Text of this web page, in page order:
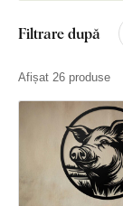
Filtrare după
Afișat 26 produse